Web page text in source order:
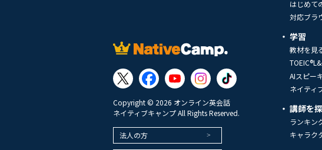
Copyright © 2026 オンライン英会話
ネイティブキャンプ All Rights Reserved.
法人の方
はじめて
対応ブラ
学習
教材を見
AIスピー
ネイティ
講師を
ランキン
キャラク